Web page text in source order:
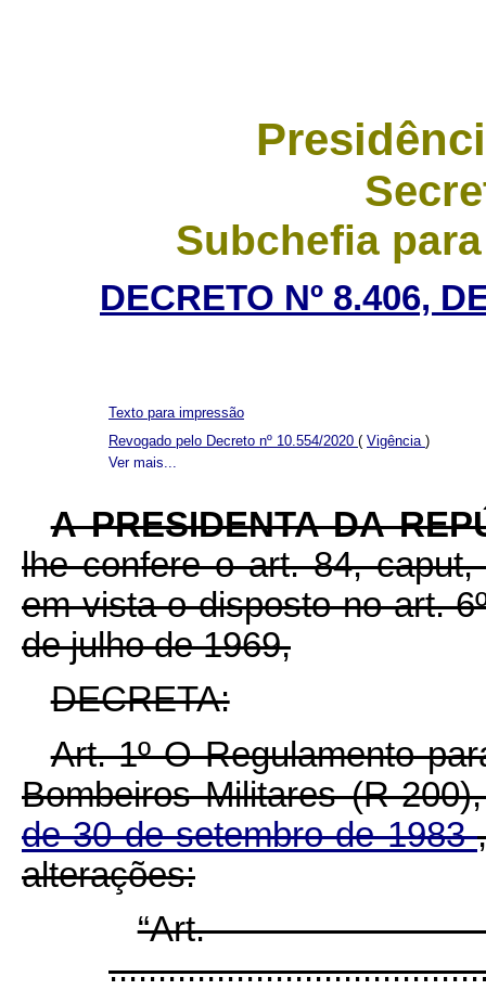
Subchefia
DECRETO Nº 8.406,
Ver mais...
Texto para impressão
Revogado pelo Decreto nº 10.554/2020 ( Vigência )
A PRESIDENTA DA
lhe confere o art. 84,
em vista o disposto no art.
de julho de 1969,
DECRETA:
Art. 1º O Regulamento
Bombeiros Militares (R-
de 30 de setembro de 1983
alterações: